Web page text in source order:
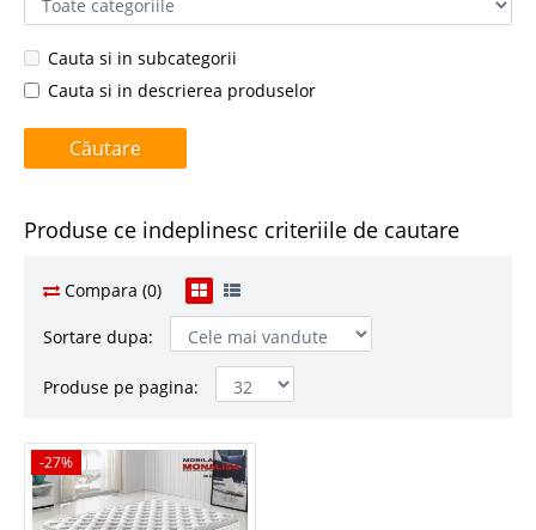
Cauta si in subcategorii
Cauta si in descrierea produselor
Produse ce indeplinesc criteriile de cautare
Compara (0)
Sortare dupa:
Produse pe pagina:
-27%
-27%